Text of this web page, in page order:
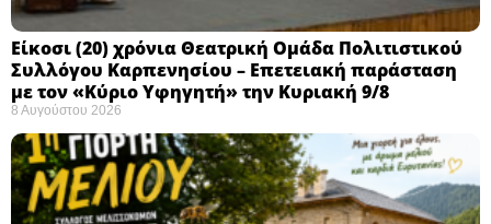
Eίκοσι (20) χρόνια Θεατρική Ομάδα Πολιτιστικού
Συλλόγου Καρπενησίου – Επετειακή παράσταση
με τον «Κύριο Υφηγητή» την Κυριακή 9/8
8 Αυγούστου 2026